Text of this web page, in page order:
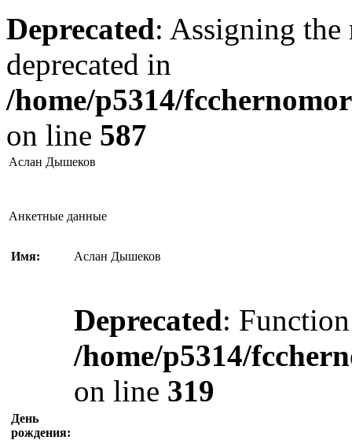
Deprecated: Assigning the
deprecated in
/home/p5314/
on line 587
Аслан Дышеков
Анкетные данные
Имя: Аслан Дышеков
День
рождения:
Deprecated:
/home/p5314/
on line 319